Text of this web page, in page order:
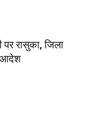
पर रासुका, जिला
आदेश